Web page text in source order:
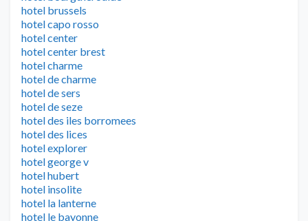
hotel brussels
hotel capo rosso
hotel center
hotel center brest
hotel charme
hotel de charme
hotel de sers
hotel de seze
hotel des iles borromees
hotel des lices
hotel explorer
hotel george v
hotel hubert
hotel insolite
hotel la lanterne
hotel le bayonne